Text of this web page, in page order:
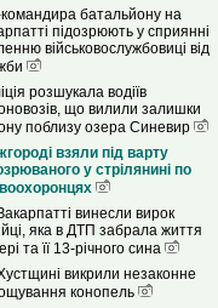
командира батальйону на
підозрюють у сприянні
військовослужбовиці від
розшукала водіїв
що вилили залишки
поблизу озера Синевир
взяли під варту
у стрілянині по
винесли вирок
яка в ДТП забрала життя
та її 13-річного сина
викрили незаконне
конопель